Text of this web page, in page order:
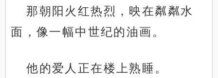
那朝阳火红热烈，映在粼粼水
面，像一幅中世纪的油画。
他的爱人正在楼上熟睡。